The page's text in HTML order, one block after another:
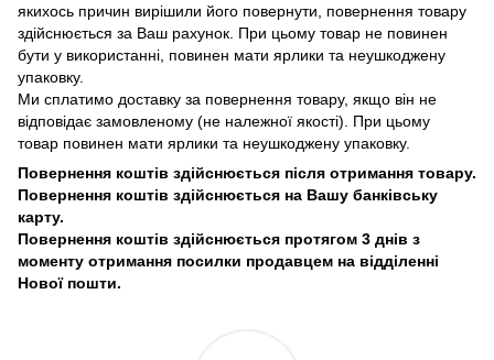
якихось причин вирішили його повернути, повернення товару
здійснюється за Ваш рахунок. При цьому товар не повинен
бути у використанні, повинен мати ярлики та неушкоджену
упаковку.
Ми сплатимо доставку за повернення товару, якщо він не
відповідає замовленому (не належної якості). При цьому
товар повинен мати ярлики та неушкоджену упаковку.
Повернення коштів здійснюється після отримання товару.
Повернення коштів здійснюється на Вашу банківську
карту.
Повернення коштів здійснюється протягом 3 днів з
моменту отримання посилки продавцем на відділенні
Нової пошти.